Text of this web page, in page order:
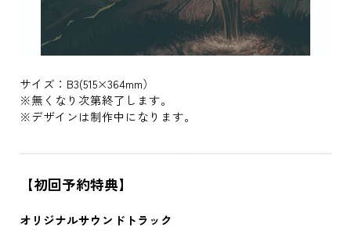
サイズ：B3(515×364mm）
※無くなり次第終了します。
※デザインは制作中になります。
【初回予約特典】
オリジナルサウンドトラック